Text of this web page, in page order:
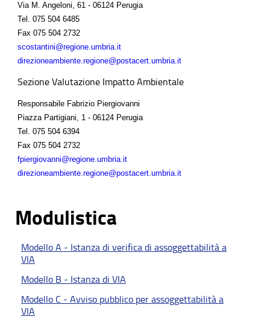
Via M. Angeloni, 61 - 06124 Perugia
Tel.
075 504 6485
Fax 075 504 2732
scostantini@regione.umbria.it
direzioneambiente.regione@postacert.umbria.it
Sezione Valutazione Impatto Ambientale
Responsabile Fabrizio Piergiovanni
Piazza Partigiani, 1 - 06124 Perugia
Tel.
075 504 6394
Fax 075 504 2732
fpiergiovanni@regione.umbria.it
direzioneambiente.regione@postacert.umbria.it
Modulistica
Modello A - Istanza di verifica di assoggettabilità a
VIA
Modello B - Istanza di VIA
Modello C - Avviso pubblico per assoggettabilità a
VIA